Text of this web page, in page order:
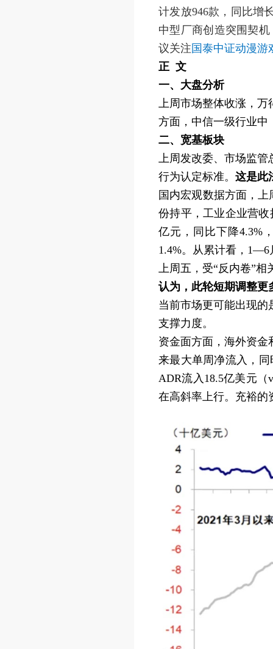
计发放946款，同比增
中型厂商创造突围契
议关注 国泰中证动漫游
正 文
一、大盘分析
上周市场整体收涨，万
方面，中信一级行业中
二、宽基板块
上周发改委、市场监管
行为认定标准。 这是此
国内宏观数据方面，
份持平，工业企业营
亿元，同比下降4.3%
1.4%。从累计看，1—6
上周五，受“反内卷”
认为，此轮短期调整更
当前市场更可能出现
支撑力度。
资金面方面，海外资金
来最大单周净流入，
ADR流入18.5亿美元
在高斜率上行。充裕的